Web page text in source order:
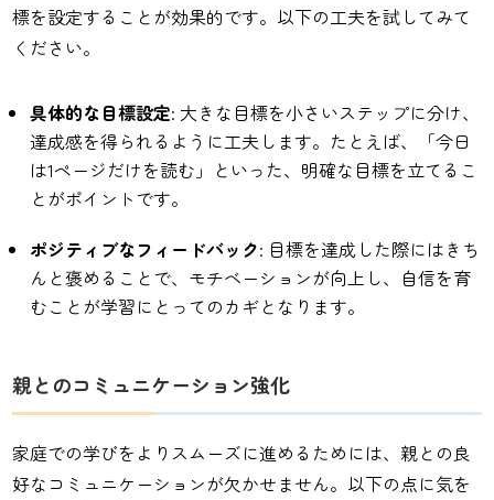
標を設定することが効果的です。以下の工夫を試してみて
ください。
具体的な目標設定: 大きな目標を小さいステップに分け、
達成感を得られるように工夫します。たとえば、「今日
は1ページだけを読む」といった、明確な目標を立てるこ
とがポイントです。
ポジティブなフィードバック: 目標を達成した際にはきち
んと褒めることで、モチベーションが向上し、自信を育
むことが学習にとってのカギとなります。
親とのコミュニケーション強化
家庭での学びをよりスムーズに進めるためには、親との良
好なコミュニケーションが欠かせません。以下の点に気を